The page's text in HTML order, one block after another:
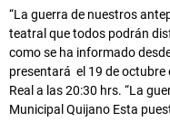
“La guerra de nuestros
teatral que todos podrán
como se ha informado
presentará el 19 de octubre
Real a las 20:30 hrs. “La
Municipal Quijano Esta